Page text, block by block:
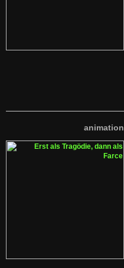
animation